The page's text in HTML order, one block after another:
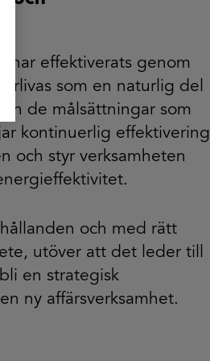
har effektiverats genom
som en naturlig del
de målsättningar som
kontinuerlig effektivering
och styr verksamheten
och med rätt
utöver att det leder till
en strategisk
ny affärsverksamhet.